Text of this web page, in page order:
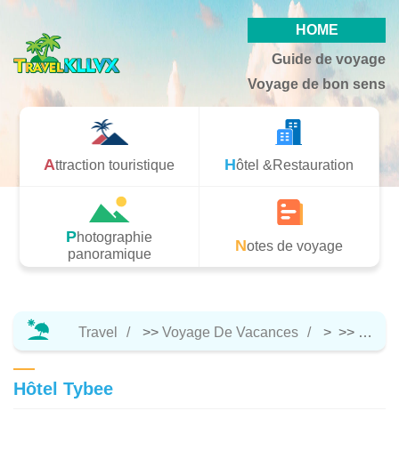
HOME
Guide de voyage
Voyage de bon sens
Attraction touristique Hôtel &Restauration
Photographie
panoramique
Notes de voyage
Travel >> Voyage De Vacances > >> Hôtel
Hôtel Tybee